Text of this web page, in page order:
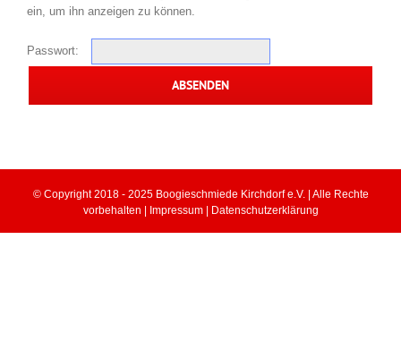
ein, um ihn anzeigen zu können.
Passwort:
© Copyright 2018 - 2025 Boogieschmiede Kirchdorf e.V. | Alle Rechte
vorbehalten |
Impressum| Datenschutzerklärung